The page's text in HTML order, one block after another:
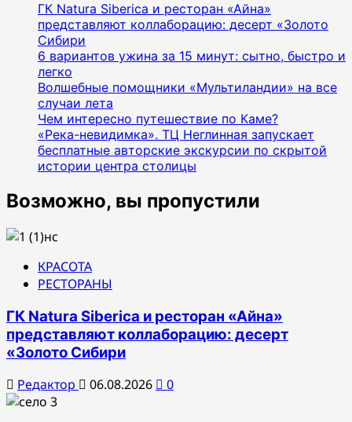
ГК Natura Siberica и ресторан «Айна»
представляют коллаборацию: десерт «Золото
Сибири
6 вариантов ужина за 15 минут: сытно, быстро и
легко
Волшебные помощники «Мультиландии» на все
случаи лета
Чем интересно путешествие по Каме?
«Река-невидимка». ТЦ Неглинная запускает
бесплатные авторские экскурсии по скрытой
истории центра столицы
Возможно, вы пропустили
КРАСОТА
РЕСТОРАНЫ
ГК Natura Siberica и ресторан «Айна»
представляют коллаборацию: десерт
«Золото Сибири
Редактор 06.08.2026 0